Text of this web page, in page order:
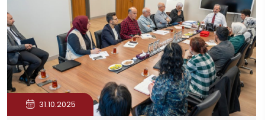
31.10.2025